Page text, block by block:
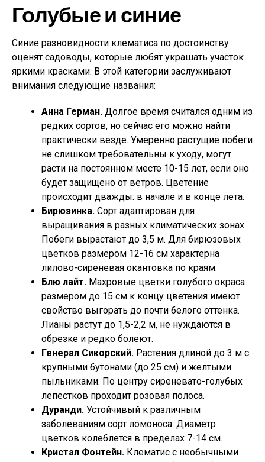
Голубые и синие
Синие разновидности клематиса по достоинству
оценят садоводы, которые любят украшать участок
яркими красками. В этой категории заслуживают
внимания следующие названия:
Анна Герман. Долгое время считался одним из
редких сортов, но сейчас его можно найти
практически везде. Умеренно растущие побеги
не слишком требовательны к уходу, могут
расти на постоянном месте 10-15 лет, если оно
будет защищено от ветров. Цветение
происходит дважды: в начале и в конце лета.
Бирюзинка. Сорт адаптирован для
выращивания в разных климатических зонах.
Побеги вырастают до 3,5 м. Для бирюзовых
цветков размером 12-16 см характерна
лилово-сиреневая окантовка по краям.
Блю лайт. Махровые цветки голубого окраса
размером до 15 см к концу цветения имеют
свойство выгорать до почти белого оттенка.
Лианы растут до 1,5-2,2 м, не нуждаются в
обрезке и редко болеют.
Генерал Сикорский. Растения длиной до 3 м с
крупными бутонами (до 25 см) и желтыми
пыльниками. По центру сиреневато-голубых
лепестков проходит розовая полоса.
Дуранди. Устойчивый к различным
заболеваниям сорт ломоноса. Диаметр
цветков колеблется в пределах 7-14 см.
Кристал Фонтейн. Клематис с необычными